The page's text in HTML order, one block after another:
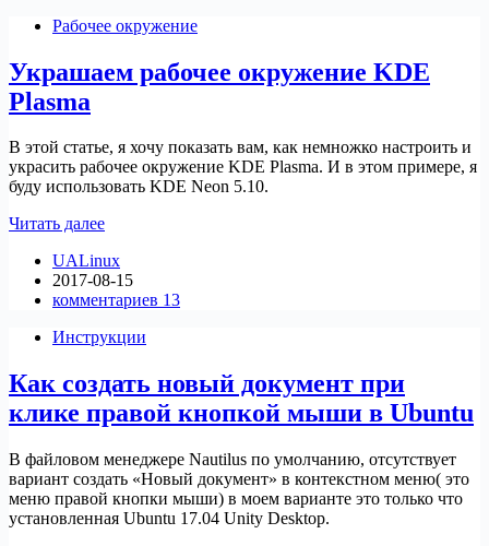
с
sudo
Рабочее окружение
Украшаем рабочее окружение KDE
Plasma
В этой статье, я хочу показать вам, как немножко настроить и
украсить рабочее окружение KDE Plasma. И в этом примере, я
буду использовать KDE Neon 5.10.
Читать далееУкрашаем
окружение
KDE
Plasma
UALinux
2017-08-15
комментариев 13
Инструкции
Как создать новый документ при
клике правой кнопкой мыши в Ubuntu
В файловом менеджере Nautilus по умолчанию, отсутствует
вариант создать «Новый документ» в контекстном меню( это
меню правой кнопки мыши) в моем варианте это только что
установленная Ubuntu 17.04 Unity Desktop.